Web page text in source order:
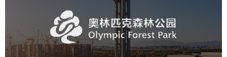
旅游休闲 公园 AI人工智能
智慧公园